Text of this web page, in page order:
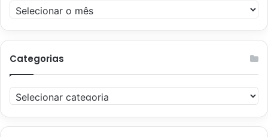
Arquivos
Categorias
Categorias